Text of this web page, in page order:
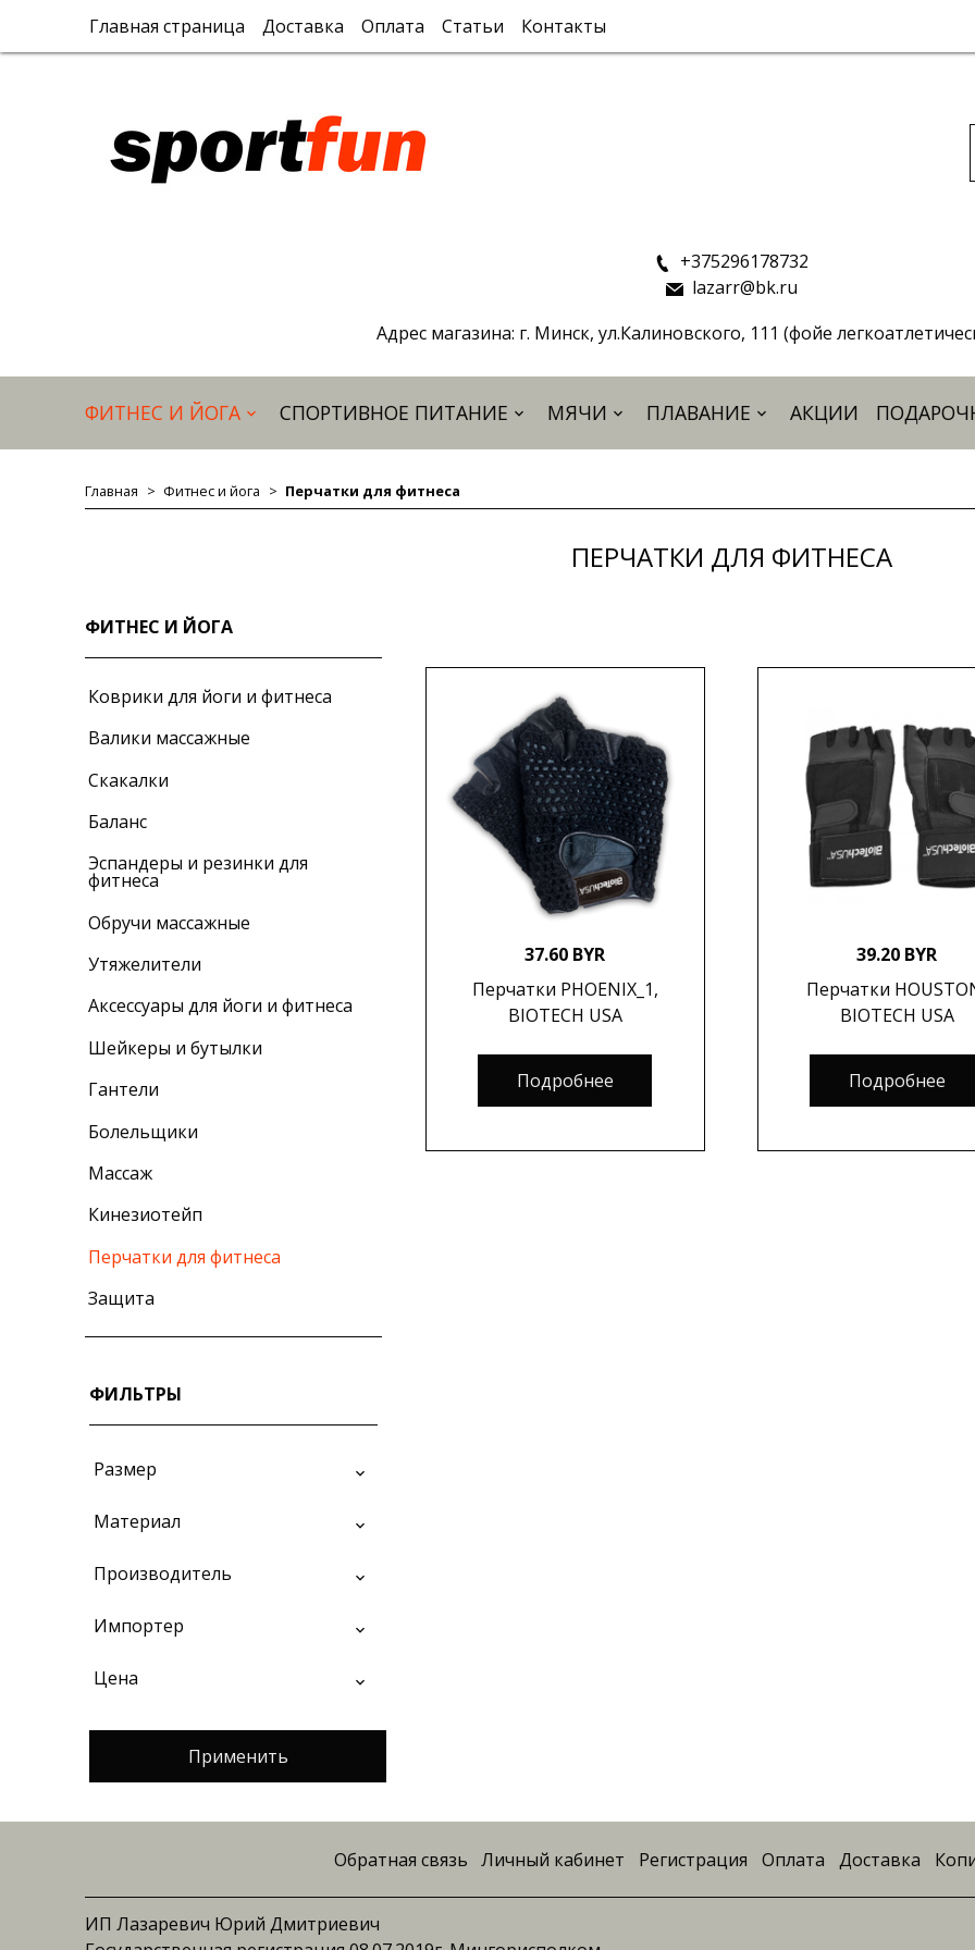
Главная страница Доставка Оплата Статьи Контакты
+375296178732
lazarr@bk.ru
Адрес магазина: г. Минск, ул.Калиновского, 111 (фойе
ФИТНЕС И ЙОГА СПОРТИВНОЕ ПИТАНИЕ МЯЧИ ПЛАВАНИЕ АКЦИИ
Главная Фитнес и йога Перчатки для фитнеса
ПЕРЧАТКИ ДЛЯ ФИТНЕСА
37.60 BYR
Перчатки PHOENIX_1,
BIOTECH USA
Подробнее
39.20 BYR
Перчатки
BIOTECH USA
Подробнее
ФИТНЕС И ЙОГА
Коврики для йоги и фитнеса
Валики массажные
Скакалки
Баланс
Эспандеры и резинки для
фитнеса
Обручи массажные
Утяжелители
Аксессуары для йоги и фитнеса
Шейкеры и бутылки
Гантели
Болельщики
Массаж
Кинезиотейп
Перчатки для фитнеса
Защита
ФИЛЬТРЫ
Размер
Материал
Производитель
Импортер
Цена
Применить
Обратная связь Личный кабинет Регистрация Оплата Доставка
ИП Лазаревич Юрий Дмитриевич